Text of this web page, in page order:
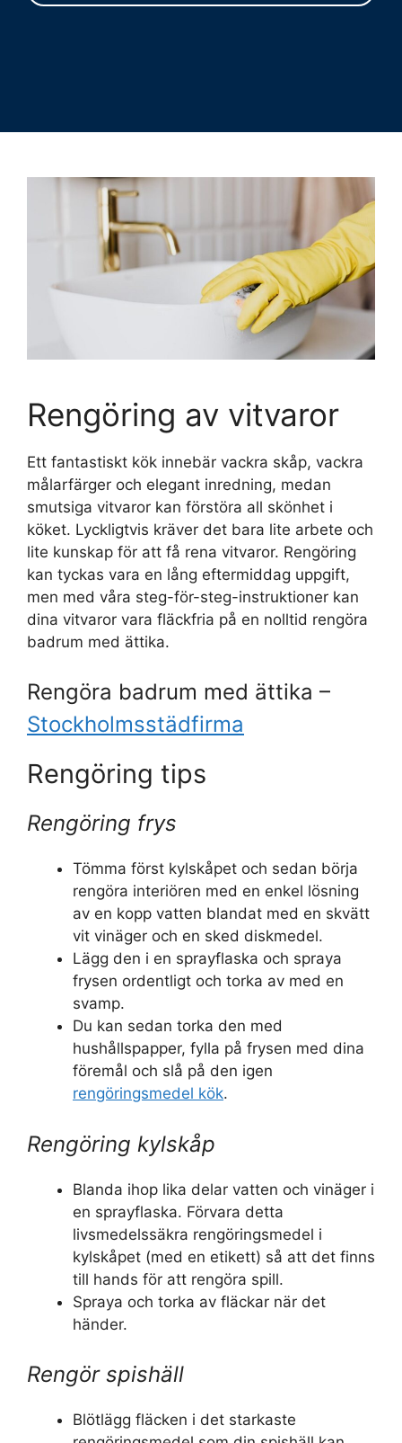
Rengöring av vitvaror
Ett fantastiskt kök innebär vackra skåp, vackra
målarfärger och elegant inredning, medan
smutsiga vitvaror kan förstöra all skönhet i
köket. Lyckligtvis kräver det bara lite arbete och
lite kunskap för att få rena vitvaror. Rengöring
kan tyckas vara en lång eftermiddag uppgift,
men med våra steg-för-steg-instruktioner kan
dina vitvaror vara fläckfria på en nolltid rengöra
badrum med ättika.
Rengöra badrum med ättika –
Stockholmsstädfirma
Rengöring tips
Rengöring frys
Tömma först kylskåpet och sedan börja
rengöra interiören med en enkel lösning
av en kopp vatten blandat med en skvätt
vit vinäger och en sked diskmedel.
Lägg den i en sprayflaska och spraya
frysen ordentligt och torka av med en
svamp.
Du kan sedan torka den med
hushållspapper, fylla på frysen med dina
föremål och slå på den igen
rengöringsmedel kök.
Rengöring kylskåp
Blanda ihop lika delar vatten och vinäger i
en sprayflaska. Förvara detta
livsmedelssäkra rengöringsmedel i
kylskåpet (med en etikett) så att det finns
till hands för att rengöra spill.
Spraya och torka av fläckar när det
händer.
Rengör spishäll
Blötlägg fläcken i det starkaste